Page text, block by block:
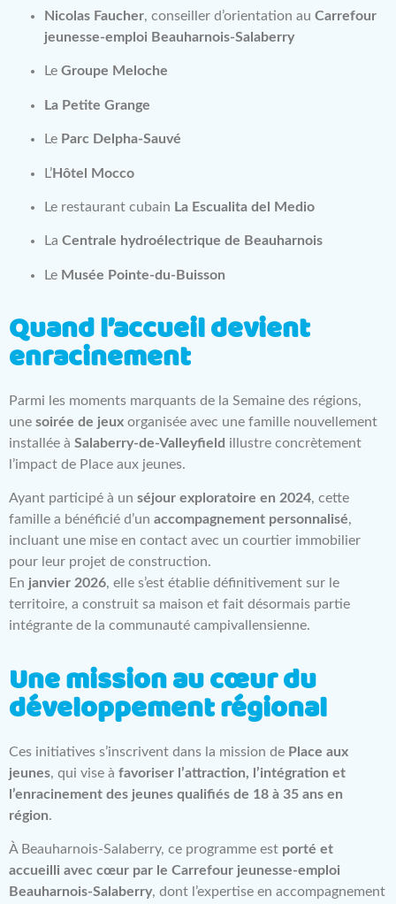
Nicolas Faucher, conseiller d’orientation au Carrefour
jeunesse-emploi Beauharnois-Salaberry
Le Groupe Meloche
La Petite Grange
Le Parc Delpha-Sauvé
L’Hôtel Mocco
Le restaurant cubain La Escualita del Medio
La Centrale hydroélectrique de Beauharnois
Le Musée Pointe-du-Buisson
Quand l’accueil devient
enracinement
Parmi les moments marquants de la Semaine des régions,
une soirée de jeux organisée avec une famille nouvellement
installée à Salaberry-de-Valleyfield illustre concrètement
l’impact de Place aux jeunes.
Ayant participé à un séjour exploratoire en 2024, cette
famille a bénéficié d’un accompagnement personnalisé,
incluant une mise en contact avec un courtier immobilier
pour leur projet de construction.
En janvier 2026, elle s’est établie définitivement sur le
territoire, a construit sa maison et fait désormais partie
intégrante de la communauté campivallensienne.
Une mission au cœur du
développement régional
Ces initiatives s’inscrivent dans la mission de Place aux
jeunes, qui vise à favoriser l’attraction, l’intégration et
l’enracinement des jeunes qualifiés de 18 à 35 ans en
région.
À Beauharnois-Salaberry, ce programme est porté et
accueilli avec cœur par le Carrefour jeunesse-emploi
Beauharnois-Salaberry, dont l’expertise en accompagnement